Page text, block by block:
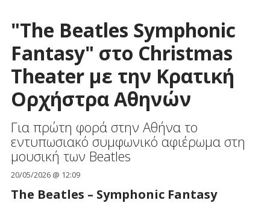
"The Beatles Symphonic
Fantasy" στο Christmas
Theater με την Κρατική
Ορχήστρα Αθηνών
Για πρώτη φορά στην Αθήνα το
εντυπωσιακό συμφωνικό αφιέρωμα στη
μουσική των Beatles
20/05/2026 @ 12:09
The Beatles – Symphonic Fantasy